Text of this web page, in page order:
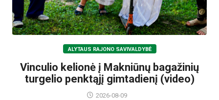
ALYTAUS RAJONO SAVIVALDYBĖ
Vinculio kelionė į Makniūnų bagažinių
turgelio penktąjį gimtadienį (video)
2026-08-09